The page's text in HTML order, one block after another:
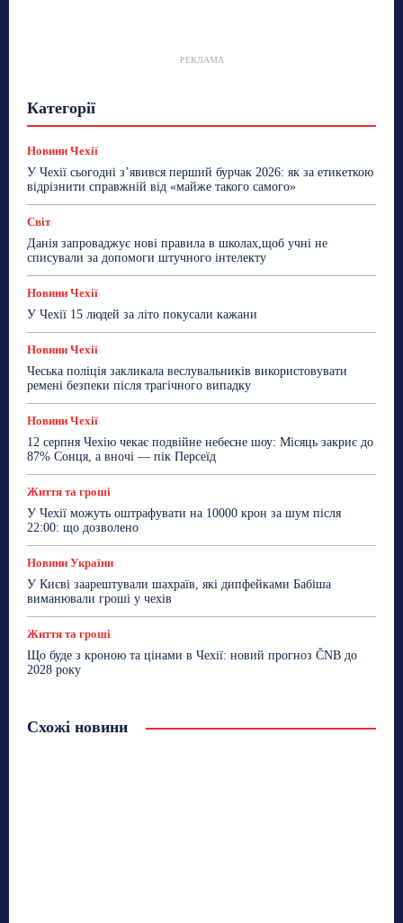
РЕКЛАМА
Категорії
Новини Чехії
Сад та город
ТехноМанія
Топ-новини Фоторепортаж
Новини Чехії
У Чехії сьогодні з’явився перший бурчак 2026: як за етикеткою
відрізнити справжній від «майже такого самого»
Світ
Данія запроваджує нові правила в школах,щоб учні не
списували за допомоги штучного інтелекту
Новини Чехії
У Чехії 15 людей за літо покусали кажани
Новини Чехії
Чеська поліція закликала веслувальників використовувати
ремені безпеки після трагічного випадку
Новини Чехії
12 серпня Чехію чекає подвійне небесне шоу: Місяць закриє до
87% Сонця, а вночі — пік Персеїд
Життя та гроші
У Чехії можуть оштрафувати на 10000 крон за шум після
22:00: що дозволено
Новини України
У Києві заарештували шахраїв, які дипфейками Бабіша
виманювали гроші у чехів
Життя та гроші
Що буде з кроною та цінами в Чехії: новий прогноз ČNB до
2028 року
Схожі новини